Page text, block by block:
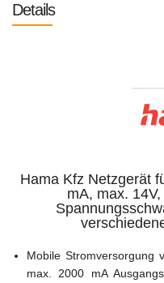
Details
Hama Kfz Netzgerät
mA, max.
Mobile Stromversorgung
max. 2000 mA